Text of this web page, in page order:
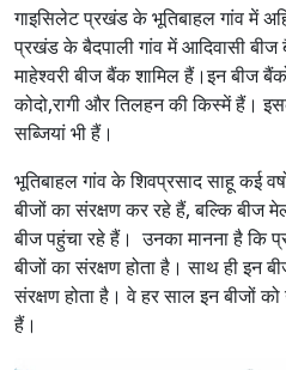
गाइसिलेट प्रखंड के भूतिबाहल गांव में
प्रखंड के बैदपाली गांव में आदिवासी
माहेश्वरी बीज बैंक शामिल हैं।इन बीज
कोदो,रागी और तिलहन की किस्में हैं।
सब्जियां भी हैं।
भूतिबाहल गांव के शिवप्रसाद साहू कई
बीजों का संरक्षण कर रहे हैं, बल्कि बीज
बीज पहुंचा रहे हैं। उनका मानना है कि
बीजों का संरक्षण होता है। साथ ही इन
संरक्षण होता है। वे हर साल इन बीजों
हैं।